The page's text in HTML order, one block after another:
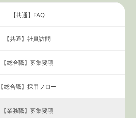
【共通】 FAQ
【共通】 社員訪問
【総合職】 募集要項
【総合職】 採用フロー
【業務職】 募集要項